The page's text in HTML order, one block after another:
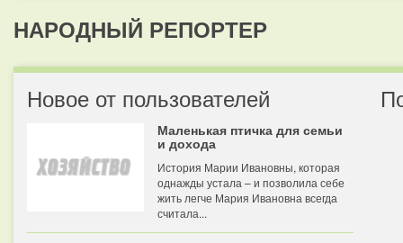
НАРОДНЫЙ РЕПОРТЕР
Новое от пользователей
Маленькая птичка для семьи
и дохода
История Марии Ивановны, которая
однажды устала – и позволила себе
жить легче Мария Ивановна всегда
считала...